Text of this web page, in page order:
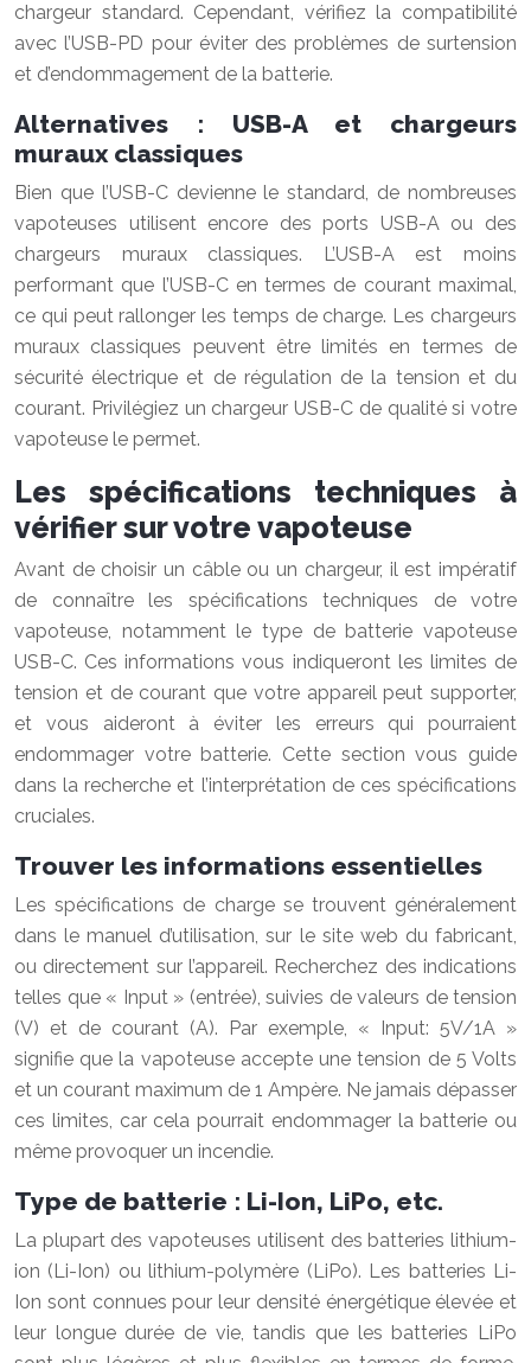
chargeur standard. Cependant, vérifiez la compatibilité
avec l’USB-PD pour éviter des problèmes de surtension
et d’endommagement de la batterie.
Alternatives : USB-A et chargeurs
muraux classiques
Bien que l’USB-C devienne le standard, de nombreuses
vapoteuses utilisent encore des ports USB-A ou des
chargeurs muraux classiques. L’USB-A est moins
performant que l’USB-C en termes de courant maximal,
ce qui peut rallonger les temps de charge. Les chargeurs
muraux classiques peuvent être limités en termes de
sécurité électrique et de régulation de la tension et du
courant. Privilégiez un chargeur USB-C de qualité si votre
vapoteuse le permet.
Les spécifications techniques à
vérifier sur votre vapoteuse
Avant de choisir un câble ou un chargeur, il est impératif
de connaître les spécifications techniques de votre
vapoteuse, notamment le type de batterie vapoteuse
USB-C. Ces informations vous indiqueront les limites de
tension et de courant que votre appareil peut supporter,
et vous aideront à éviter les erreurs qui pourraient
endommager votre batterie. Cette section vous guide
dans la recherche et l’interprétation de ces spécifications
cruciales.
Trouver les informations essentielles
Les spécifications de charge se trouvent généralement
dans le manuel d’utilisation, sur le site web du fabricant,
ou directement sur l’appareil. Recherchez des indications
telles que « Input » (entrée), suivies de valeurs de tension
(V) et de courant (A). Par exemple, « Input: 5V/1A »
signifie que la vapoteuse accepte une tension de 5 Volts
et un courant maximum de 1 Ampère. Ne jamais dépasser
ces limites, car cela pourrait endommager la batterie ou
même provoquer un incendie.
Type de batterie : Li-Ion, LiPo, etc.
La plupart des vapoteuses utilisent des batteries lithium-
ion (Li-Ion) ou lithium-polymère (LiPo). Les batteries Li-
Ion sont connues pour leur densité énergétique élevée et
leur longue durée de vie, tandis que les batteries LiPo